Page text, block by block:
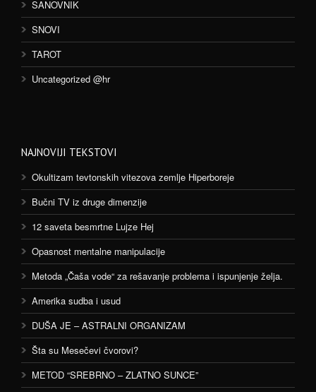
SANOVNIK
SNOVI
TAROT
Uncategorized @hr
NAJNOVIJI TEKSTOVI
Okultizam tevtonskih vitezova zemlje Hiperboreje
Bučni TV iz druge dimenzije
12 saveta besmrtne Lujze Hej
Opasnost mentalne manipulacije
Metoda „Čaša vode“ za rešavanje problema i ispunjenje želja.
Amerika sudba i usud
DUŠA JE – ASTRALNI ORGANIZAM
Šta su Mesečevi čvorovi?
METOD “SREBRNO – ZLATNO SUNCE”